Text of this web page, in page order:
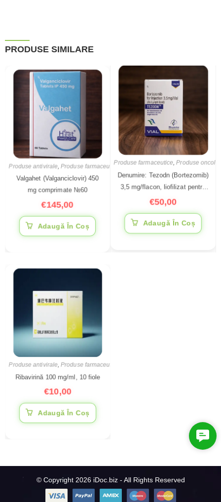
PRODUSE SIMILARE
Produse antivirale Produse farmaceutice
Valgahet (Valganciclovir) 450
mg comprimate №60
€145,00
Adaugă În Coș
Produse farmaceutice,Produse
Denumire: Tezodn (Bortezomib)
3,5 mg/flacon, liofilizat pentru
soluție injectabilă
€50,00
Adaugă În Coș
Produse antivirale Produse farmaceutice
Ribavirină 100 mg/ml, 10 fiole
€10,00
Adaugă În Coș
© Copyright 2026 iDoc.biz - All Rights Reserved
C
o